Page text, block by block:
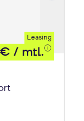
Leasing
/ mtl.